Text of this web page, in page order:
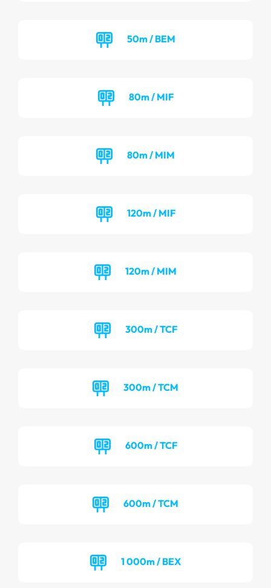
50m / BEM
80m / MIF
80m / MIM
120m / MIF
120m / MIM
300m / TCF
300m / TCM
600m / TCF
600m / TCM
1 000m / BEX